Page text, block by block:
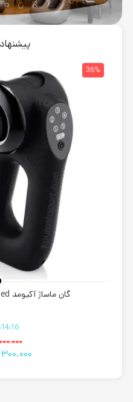
36%
گان ماساژ آکیومد Accumed مدل MN200
15
:
14
: